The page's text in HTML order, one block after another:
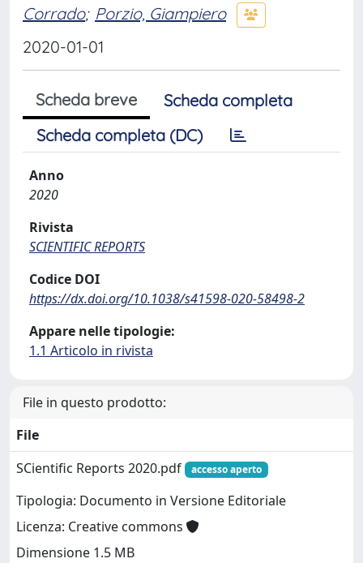
Corrado; Porzio, Giampiero
2020-01-01
Scheda breve
Scheda completa
Scheda completa (DC)
Anno
2020
Rivista
SCIENTIFIC REPORTS
Codice DOI
https://dx.doi.org/10.1038/s41598-020-58498-2
Appare nelle tipologie:
1.1 Articolo in rivista
File in questo prodotto:
File
SCientific Reports 2020.pdf
accesso aperto
Tipologia: Documento in Versione Editoriale
Licenza: Creative commons
Dimensione 1.5 MB